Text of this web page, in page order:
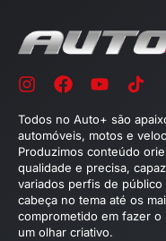
Todos no Auto+ são
automóveis, motos e
Produzimos conteúdo
qualidade e precisa,
variados perfis de
cabeça no tema até os
comprometido em fazer o
um olhar criativo.